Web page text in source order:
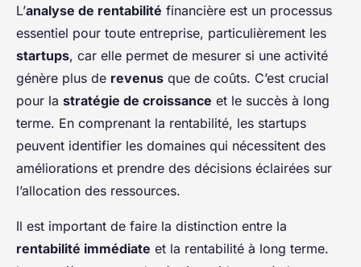
L’analyse de rentabilité financière est un processus
essentiel pour toute entreprise, particulièrement les
startups, car elle permet de mesurer si une activité
génère plus de revenus que de coûts. C’est crucial
pour la stratégie de croissance et le succès à long
terme. En comprenant la rentabilité, les startups
peuvent identifier les domaines qui nécessitent des
améliorations et prendre des décisions éclairées sur
l’allocation des ressources.
Il est important de faire la distinction entre la
rentabilité immédiate et la rentabilité à long terme.